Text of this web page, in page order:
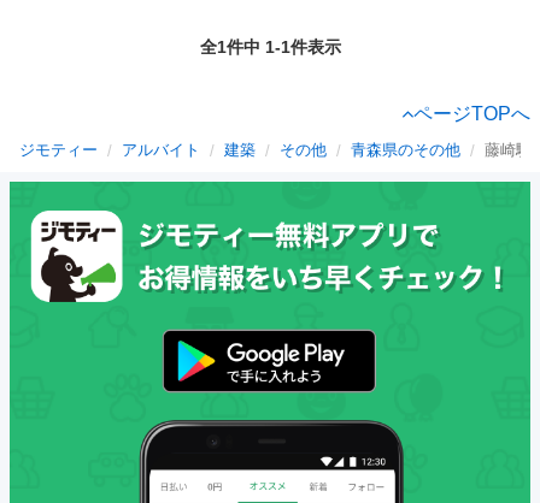
全1件中 1-1件表示
ページTOPへ
ジモティー アルバイト 建築 その他 青森県のその他 藤崎駅